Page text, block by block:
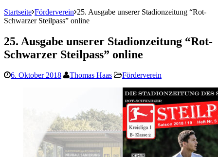
Startseite Förderverein 25. Ausgabe unserer Stadionzeitung “Rot-
Schwarzer Steilpass” online
25. Ausgabe unserer Stadionzeitung “Rot-
Schwarzer Steilpass” online
6. Oktober 2018 Thomas Haas Förderverein